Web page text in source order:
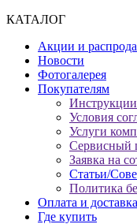
КАТАЛОГ
Акции и
Новости
Фотогалерея
Покупателям
Инструкции
Условия
Услуги
Сервисный
Заявка на
Статьи/
Политика
Оплата и доставка
Где купить